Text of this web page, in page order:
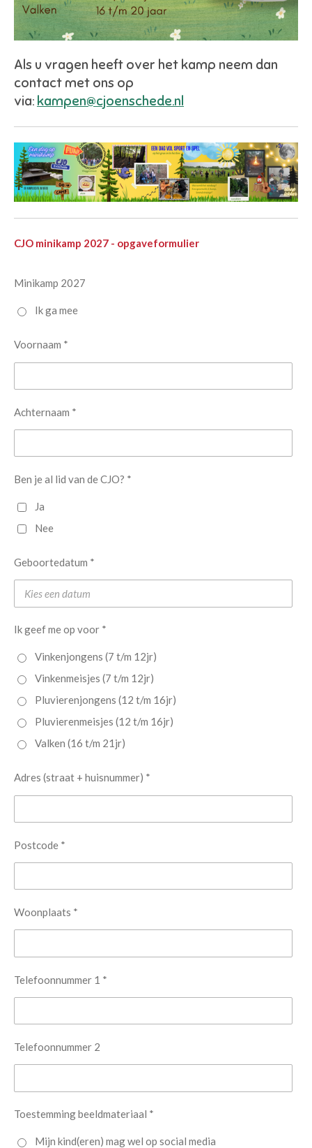
Als u vragen heeft over het kamp neem dan
contact met ons op
via: kampen@cjoenschede.nl
CJO minikamp 2027 - opgaveformulier
Minikamp 2027
Ik ga mee
Voornaam *
Achternaam *
Ben je al lid van de CJO? *
Ja
Nee
Geboortedatum *
Ik geef me op voor *
Vinkenjongens (7 t/m 12jr)
Vinkenmeisjes (7 t/m 12jr)
Pluvierenjongens (12 t/m 16jr)
Pluvierenmeisjes (12 t/m 16jr)
Valken (16 t/m 21jr)
Adres (straat + huisnummer) *
Postcode *
Woonplaats *
Telefoonnummer 1 *
Telefoonnummer 2
Toestemming beeldmateriaal *
Mijn kind(eren) mag wel op social media